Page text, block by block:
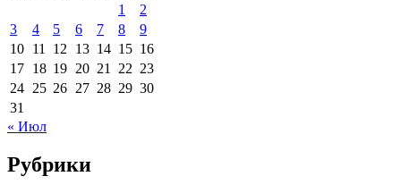
1
2
3
4 5 6 7 8
9
10 11 12 13 14 15 16
17 18 19 20 21 22 23
24 25 26 27 28 29 30
31
« Июл
Рубрики